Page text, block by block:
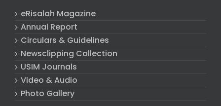
eRisalah Magazine
Annual Report
Circulars & Guidelines
Newsclipping Collection
USIM Journals
Video & Audio
Photo Gallery